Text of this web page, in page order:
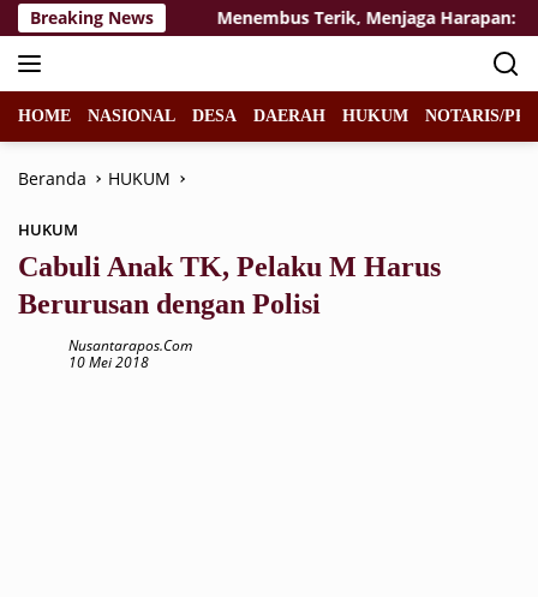
Langsung
ke
konten
Breaking News
Depan Menembus Terik, Menjaga Harapan:
HOME NASIONAL DESA DAERAH HUKUM NOTARIS/
Beranda HUKUM
HUKUM
Cabuli Anak TK, Pelaku M Harus
Berurusan dengan Polisi
Nusantarapos.com
10 Mei 2018